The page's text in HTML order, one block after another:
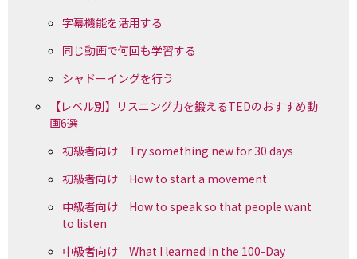
字幕機能を活用する
同じ動画で何回も学習する
シャドーイングを行う
【レベル別】リスニング力を鍛えるTEDのおすすめ動
画6選
初級者向け｜Try something new for 30 days
初級者向け｜How to start a movement
中級者向け｜How to speak so that people want
to listen
中級者向け｜What I learned in the 100-Day